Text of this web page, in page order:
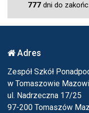
777dni do
Adres
Zespół Szkół
w Tomaszowie
ul. Nadrzeczna 17/25
97-200 Tomaszów